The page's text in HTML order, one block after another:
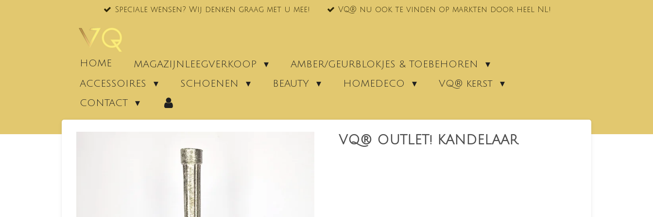
Speciale wensen? Wij denken graag met u mee! VQ® nu ook te vinden op markten door heel NL!
HOME MAGAZIJNLEEGVERKOOP
AMBER/GEURBLOKJES & TOEBEHOREN
ACCESSOIRES
SCHOENEN BEAUTY HOMEDECO
VQ® kerst
CONTACT
VQ® OUTLET! KANDELAAR